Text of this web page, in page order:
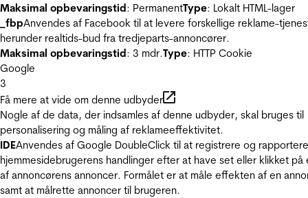
Maksimal opbevaringstid: PermanentType: Lokalt HTML-lager
_fbpAnvendes af Facebook til at levere forskellige reklame-
herunder realtids-bud fra tredjeparts-annoncører.
Maksimal opbevaringstid: 3 mdr.Type: HTTP Cookie
Google
3
Få mere at vide om denne udbyder
Nogle af de data, der indsamles af denne udbyder, skal bruges til
personalisering og måling af reklameeffektivitet.
IDEAnvendes af Google DoubleClick til at registrere og
hjemmesidebrugerens handlinger efter at have set eller klikket på
af annoncørens annoncer. Formålet er at måle effekten af en
samt at målrette annoncer til brugeren.